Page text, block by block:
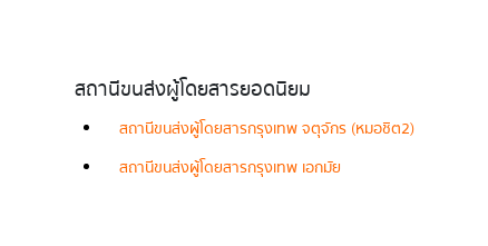
สถานีขนส่งผู้โดยสารยอดนิยม
สถานีขนส่งผู้โดยสารกรุงเทพ จตุจักร (หมอชิต2)
สถานีขนส่งผู้โดยสารกรุงเทพ เอกมัย